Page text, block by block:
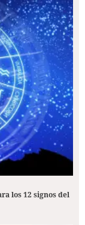
los 12 signos del